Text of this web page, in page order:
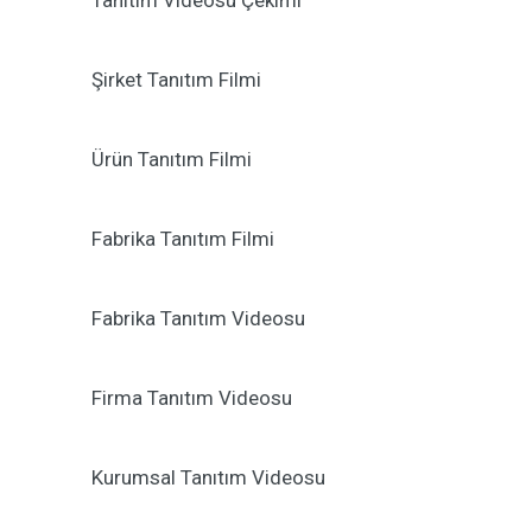
Şirket Tanıtım Filmi
Ürün Tanıtım Filmi
Fabrika Tanıtım Filmi
Fabrika Tanıtım Videosu
Firma Tanıtım Videosu
Kurumsal Tanıtım Videosu